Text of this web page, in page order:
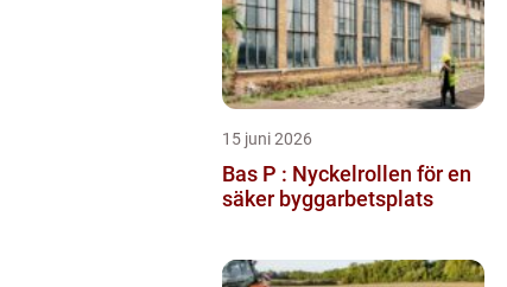
15 juni 2026
Bas P : Nyckelrollen för en
säker byggarbetsplats